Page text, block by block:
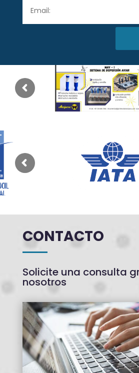
CONTACTO
Solicite una consulta
nosotros